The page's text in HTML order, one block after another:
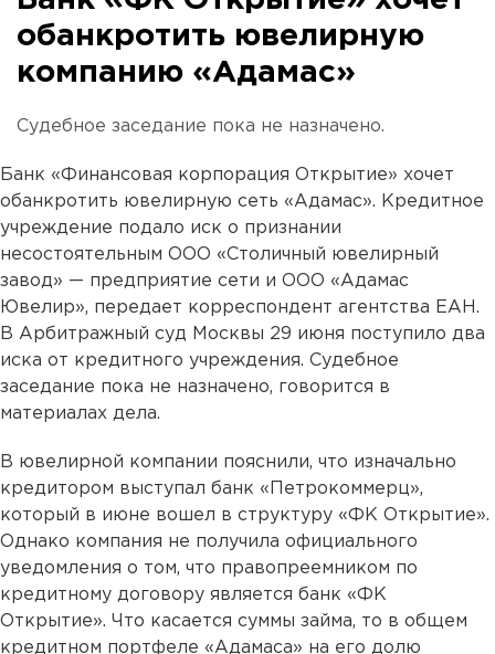
обанкротить ювелирную
компанию «Адамас»
Судебное заседание пока не назначено.
Банк «Финансовая корпорация Открытие» хочет
обанкротить ювелирную сеть «Адамас». Кредитное
учреждение подало иск о признании
несостоятельным ООО «Столичный ювелирный
завод» — предприятие сети и ООО «Адамас
Ювелир», передает корреспондент агентства ЕАН.
В Арбитражный суд Москвы 29 июня поступило два
иска от кредитного учреждения. Судебное
заседание пока не назначено, говорится в
материалах дела.
В ювелирной компании пояснили, что изначально
кредитором выступал банк «Петрокоммерц»,
который в июне вошел в структуру «ФК Открытие».
Однако компания не получила официального
уведомления о том, что правопреемником по
кредитному договору является банк «ФК
Открытие». Что касается суммы займа, то в общем
кредитном портфеле «Адамаса» на его долю